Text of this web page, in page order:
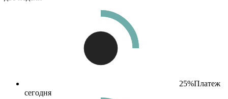
25%Платеж
сегодня